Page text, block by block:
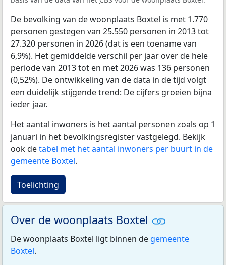
De bevolking van de woonplaats Boxtel is met 1.770
personen gestegen van 25.550 personen in 2013 tot
27.320 personen in 2026 (dat is een toename van
6,9%). Het gemiddelde verschil per jaar over de hele
periode van 2013 tot en met 2026 was 136 personen
(0,52%). De ontwikkeling van de data in de tijd volgt
een duidelijk stijgende trend: De cijfers groeien bijna
ieder jaar.
Het aantal inwoners is het aantal personen zoals op 1
januari in het bevolkingsregister vastgelegd. Bekijk
ook detabel met het aantal inwoners per buurt in de
gemeente Boxtel.
Toelichting
Over de woonplaats Boxtel
De woonplaats Boxtel ligt binnen de gemeente
Boxtel.